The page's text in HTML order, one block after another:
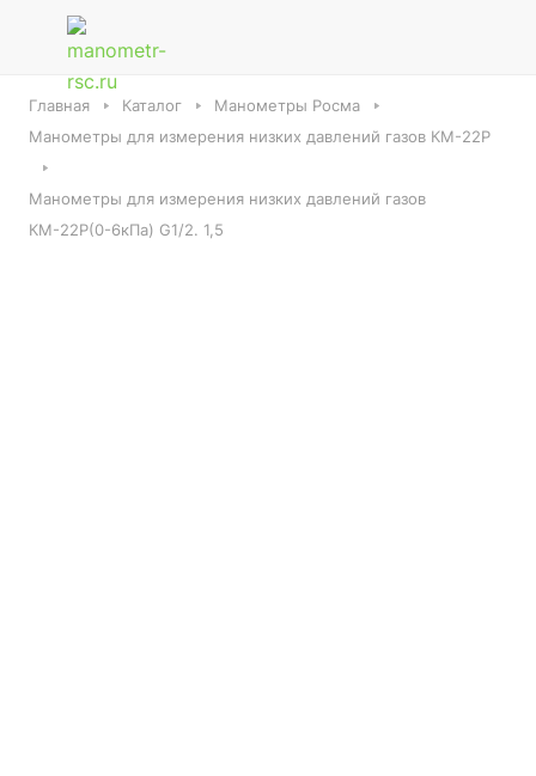
Главная Каталог
Манометры Росма
Манометры для измерения низких давлений газов КМ-22Р
Манометры для измерения низких давлений газов
КМ-22Р(0-6кПа) G1/2. 1,5